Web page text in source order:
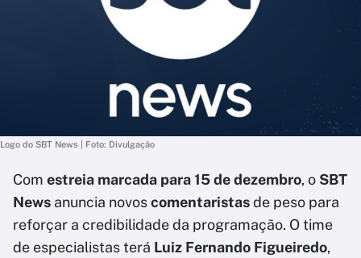
Logo do SBT News | Foto: Divulgação
Com estreia marcada para 15 de dezembro, o SBT
News anuncia novoscomentaristasde peso para
reforçar a credibilidade da programação. O time
de especialistas terá Luiz Fernando Figueiredo,